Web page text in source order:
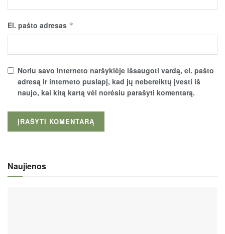
El. pašto adresas *
Noriu savo interneto naršyklėje išsaugoti vardą, el. pašto
adresą ir interneto puslapį, kad jų nebereiktų įvesti iš
naujo, kai kitą kartą vėl norėsiu parašyti komentarą.
Naujienos